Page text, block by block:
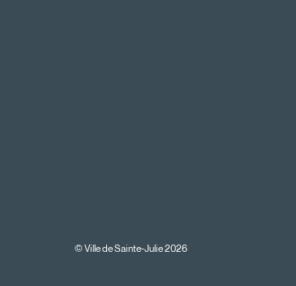
© Ville de Sainte-Julie 2026